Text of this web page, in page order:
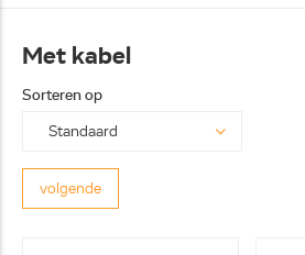
Met kabel
Sorteren op
volgende